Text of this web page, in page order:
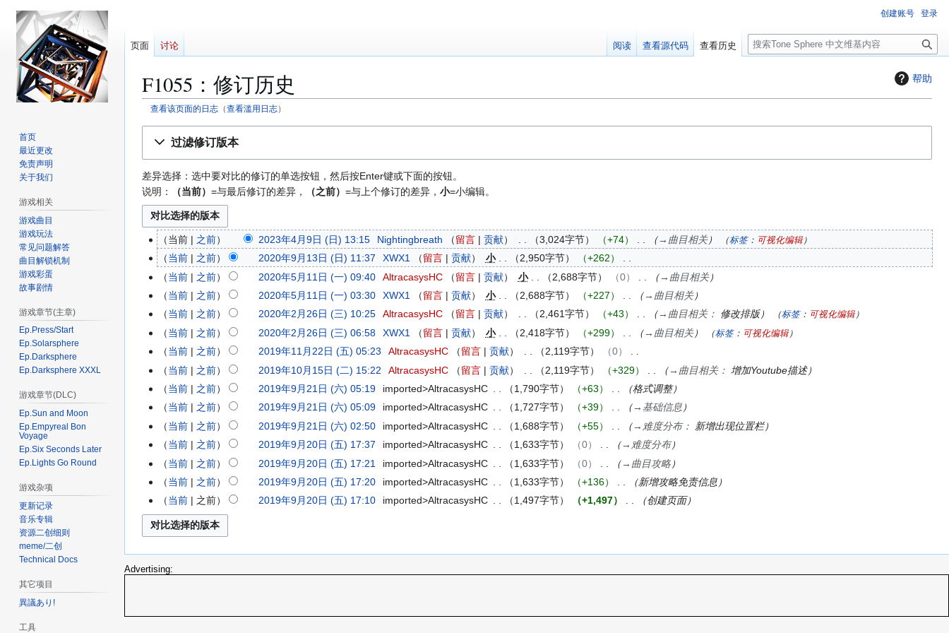
帮助
F1055：修订历史
查看该页面的日志​（查看滥用日志）
导
航
搜
索
过滤修订版本
差异选择：选中要对比的修订的单选按钮，然后按Enter键或下面的按钮。
说明：
（当前） =与最后修订的差异， （之前） =与上个修订的差异， 小=小编辑。
月
期
日
当前 之前 2023年4月9日 (日) 13:15 Nightingbreath 留言 贡献 3,024字节 +74 → 曲目相关 标签： 可视化编辑
月
星
期
日
当前 之前 2020年9月13日 (日) 11:37 XWX1 留言 贡献 小 2,950字节
+262
无
辑
摘
要
月
星
期
一
当前 之前 2020年5月11日 (一) 09:40 AltracasysHC 留言 贡献 小 2,688字节 0 → 曲目相关
当前
之前 2020年5月11日 (一) 03:30 XWX1 留言 贡献 小 2,688字节 +227 → 曲目相关
月
星
期
三
)
当前 之前 2020年2月26日 (三) 10:25 AltracasysHC 留言 贡献 2,461字节 +43 → 曲目相关：​ 修改排版 标签： 可视化编辑
当前 之前 2020年2月26日 (三) 06:58 XWX1 留言 贡献 小 2,418字节 +299 → 曲目相关 标签： 可视化编辑
月
星
期
五
当前 之前 2019年11月22日 (五) 05:23 AltracasysHC 留言 贡献 2,119字节
0
无
辑
摘
要
月
日
星
期
当前 之前 2019年10月15日 (二) 15:22 AltracasysHC 留言 贡献 2,119字节 +329 → 曲目相关：​ 增加Youtube描述
月
1
日
期
当前 之前 2019年9月21日 (六) 05:19 imported>AltracasysHC 1,790字节 +63
格式调整
当前
之前 2019年9月21日 (六) 05:09 imported>AltracasysHC 1,727字节 +39 → 基础信息
当前
之前 2019年9月21日 (六) 02:50 imported>AltracasysHC 1,688字节 +55 → 难度分布：​
新增出现位置栏
月
2
0
星
当前 之前 2019年9月20日 (五) 17:37 imported>AltracasysHC 1,633字节 0 → 难度分布
当前
之前 2019年9月20日 (五) 17:21 imported>AltracasysHC 1,633字节 0 → 曲目攻略
当前
之前 2019年9月20日 (五) 17:20 imported>AltracasysHC 1,633字节 +136
新增攻略免责信息
当前
之前 2019年9月20日 (五) 17:10 imported>AltracasysHC 1,497字节 +1,497 创建页面
Advertising:
创建账号 登录
页面 讨论 阅读 查看源代码 查看历史
搜
索
首页
最近更改
免责声明
关于我们
游戏相关
游戏曲目
游戏玩法
常见问题解答
曲目解锁机制
游戏彩蛋
故事剧情
游戏章节(主章)
Ep.Press/Start
Ep.Solarsphere
Ep.Darksphere
Ep.Darksphere XXXL
游戏章节(DLC)
Ep.Sun and Moon
Ep.Empyreal Bon
Voyage
Ep.Six Seconds Later
Ep.Lights Go Round
游戏杂项
更新记录
音乐专辑
资源二创细则
meme/二创
Technical Docs
其它项目
異議あり!
工具